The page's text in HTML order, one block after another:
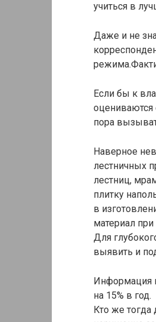
учиться в
Даже и не
Если бы к
пора
Наверное
лестничных
лестниц,
плитку
в
материал
Для
выявить и
Информация
на 15% в год.
Кто же тогда